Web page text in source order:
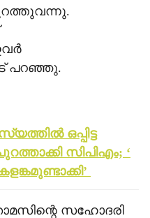
പറഞ്ഞു.
ഒപ്പിട്ട
സിപിഎം; ‘
സഹോദരി